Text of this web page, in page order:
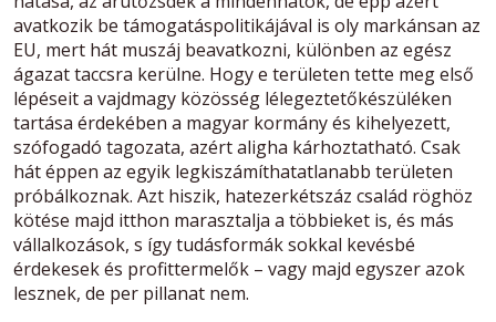
avatkozik be támogatáspolitikájával is oly markánsan az
EU, mert hát muszáj beavatkozni, különben az egész
ágazat taccsra kerülne. Hogy e területen tette meg első
lépéseit a vajdmagy közösség lélegeztetőkészüléken
tartása érdekében a magyar kormány és kihelyezett,
szófogadó tagozata, azért aligha kárhoztatható. Csak
hát éppen az egyik legkiszámíthatatlanabb területen
próbálkoznak. Azt hiszik, hatezerkétszáz család röghöz
kötése majd itthon marasztalja a többieket is, és más
vállalkozások, s így tudásformák sokkal kevésbé
érdekesek és profittermelők – vagy majd egyszer azok
lesznek, de per pillanat nem.